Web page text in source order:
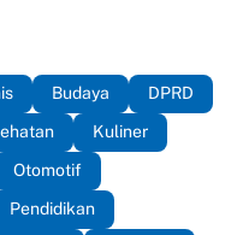
Budaya
DPRD
Kuliner
Otomotif
Pendidikan